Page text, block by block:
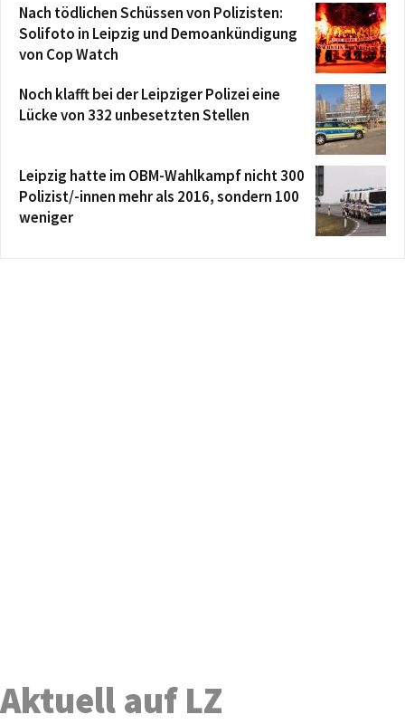
Nach tödlichen Schüssen von Polizisten:
Solifoto in Leipzig und Demoankündigung
von Cop Watch
Noch klafft bei der Leipziger Polizei eine
Lücke von 332 unbesetzten Stellen
Leipzig hatte im OBM-Wahlkampf nicht 300
Polizist/-innen mehr als 2016, sondern 100
weniger
Aktuell auf LZ